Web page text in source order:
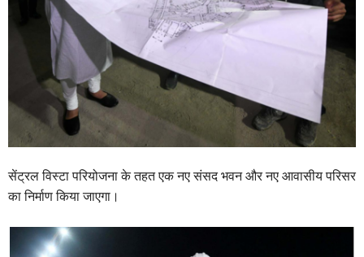
सेंट्रल विस्टा परियोजना के तहत एक नए संसद भवन और नए आवासीय परिसर
का निर्माण किया जाएगा।